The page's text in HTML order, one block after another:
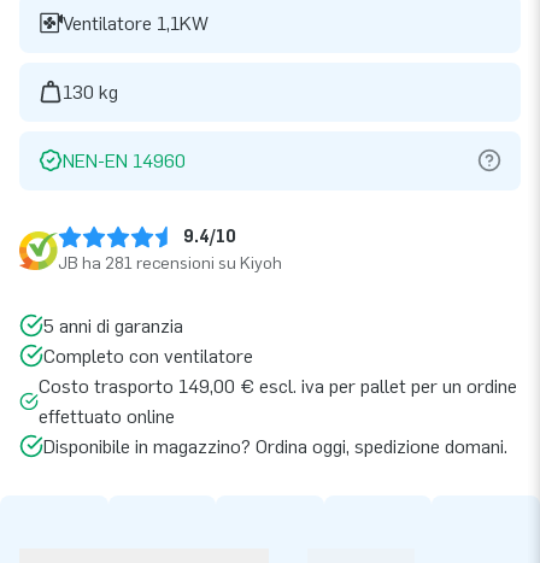
Ventilatore 1,1KW
130 kg
NEN-EN 14960
9.4/10
JB ha 281 recensioni su Kiyoh
5 anni di garanzia
Completo con ventilatore
Costo trasporto 149,00 € escl. iva per pallet per un ordine
effettuato online
Disponibile in magazzino? Ordina oggi, spedizione domani.